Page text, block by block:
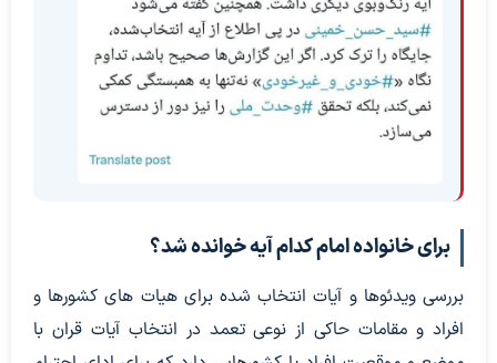
برای خانواده امام کدام آیه خوانده شد؟
بررسی ویدئوها و آیات انتخاب شده برای هیات های کشورها و
افراد و مقامات حاکی از نوعی تعمد در انتخاب آیات قران با